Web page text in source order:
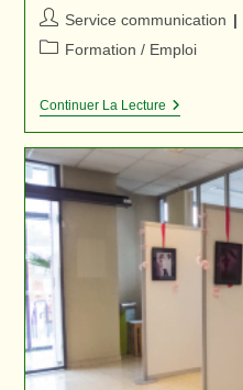
Auteur/autrice
de
Service communication
PostFormation / Emploi
Continuer La LectureOffre
Civique